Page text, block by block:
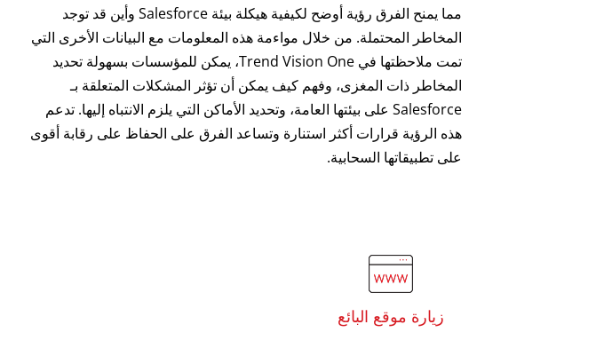
مما يمنح الفرق رؤية أوضح لكيفية هيكلة بيئة Salesforce وأين قد توجد
المخاطر المحتملة. من خلال مواءمة هذه المعلومات مع البيانات الأخرى التي
تمت ملاحظتها في Trend Vision One، يمكن للمؤسسات بسهولة تحديد
المخاطر ذات المغزى، وفهم كيف يمكن أن تؤثر المشكلات المتعلقة بـ
Salesforce على بيئتها العامة، وتحديد الأماكن التي يلزم الانتباه إليها. تدعم
هذه الرؤية قرارات أكثر استنارة وتساعد الفرق على الحفاظ على رقابة أقوى
على تطبيقاتها السحابية.
زيارة موقع البائع